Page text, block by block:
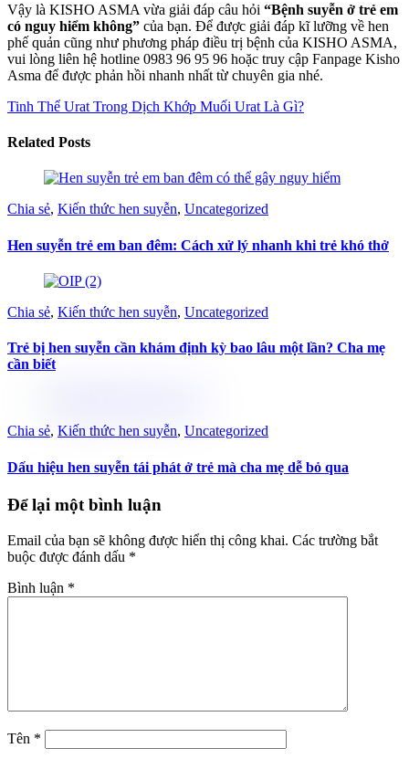
Vậy là KISHO ASMA vừa giải đáp câu hỏi “Bệnh suyễn ở trẻ em
có nguy hiểm không” của bạn. Để được giải đáp kĩ lưỡng về hen
phế quản cũng như phương pháp điều trị bệnh của KISHO ASMA,
vui lòng liên hệ hotline 0983 96 95 96 hoặc truy cập Fanpage Kisho
Asma để được phản hồi nhanh nhất từ chuyên gia nhé.
Tinh Thể Urat Trong Dịch Khớp Muối Urat Là Gì?
Related Posts
Chia sẻ, Kiến thức hen suyễn, Uncategorized
Hen suyễn trẻ em ban đêm: Cách xử lý nhanh khi trẻ khó thở
Chia sẻ, Kiến thức hen suyễn, Uncategorized
Trẻ bị hen suyễn cần khám định kỳ bao lâu một lần? Cha mẹ
cần biết
Chia sẻ, Kiến thức hen suyễn, Uncategorized
Dấu hiệu hen suyễn tái phát ở trẻ mà cha mẹ dễ bỏ qua
Để lại một bình luận
Email của bạn sẽ không được hiển thị công khai. Các trường bắt
buộc được đánh dấu *
Bình luận *
Tên *